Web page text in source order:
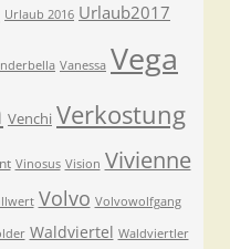
Urlaub 2016 Urlaub2017
Vanessa Vega
Venchi Verkostung
Vinosus Vision Vivienne
Volvo Volvowolfgang
Waldviertel Waldviertler